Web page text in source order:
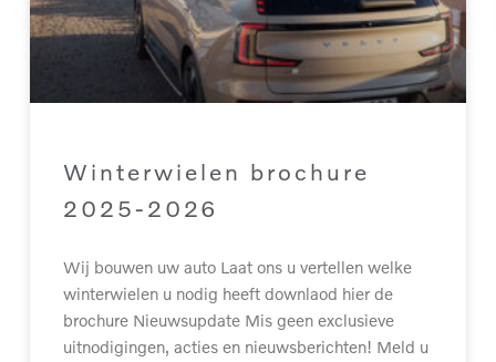
Winterwielen brochure
2025-2026
Wij bouwen uw auto Laat ons u vertellen welke
winterwielen u nodig heeft downlaod hier de
brochure Nieuwsupdate Mis geen exclusieve
uitnodigingen, acties en nieuwsberichten! Meld u